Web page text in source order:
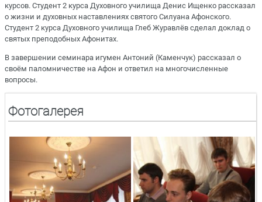
курсов. Студент 2 курса Духовного училища Денис Ищенко рассказал
о жизни и духовных наставлениях святого Силуана Афонского.
Студент 2 курса Духовного училища Глеб Журавлёв сделал доклад о
святых преподобных Афонитах.
В завершении семинара игумен Антоний (Каменчук) рассказал о
своём паломничестве на Афон и ответил на многочисленные
вопросы.
Фотогалерея